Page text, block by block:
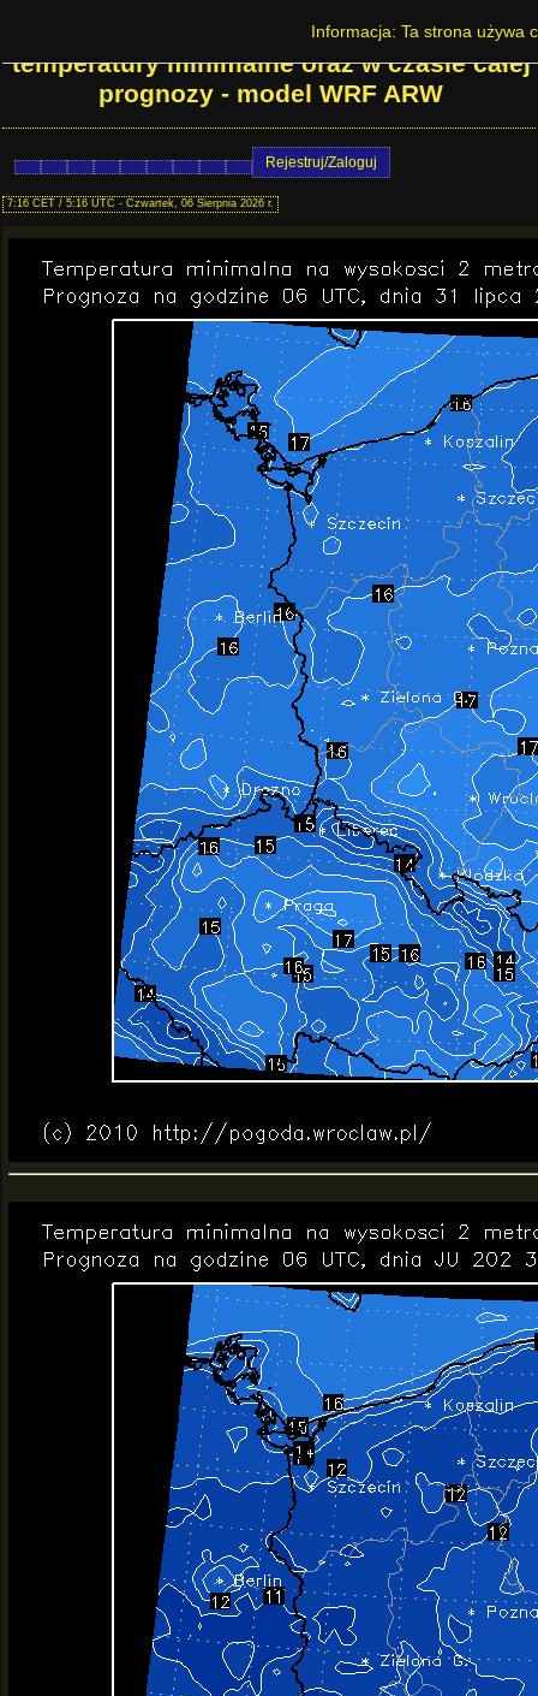
Prognoza pogody w Polsce - Dobowe
temperatury minimalne oraz w czasie całej
prognozy - model WRF ARW
Rejestruj/Zaloguj
7:16 CET / 5:16 UTC - Czwartek, 06 Sierpnia 2026 r.
Informacja: Ta strona używa